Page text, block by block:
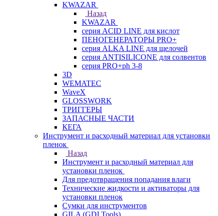
KWAZAR
Назад
KWAZAR
серия ACID LINE для кислот
ПЕНОГЕНЕРАТОРЫ PRO+
серия ALKA LINE для щелочей
серия ANTISILICONE для солвентов
серия PRO+ph 3-8
3D
WEMATEC
WaveX
GLOSSWORK
ТРИГГЕРЫ
ЗАПАСНЫЕ ЧАСТИ
КЕГА
Инструмент и расходный материал для установки
пленок
Назад
Инструмент и расходный материал для
установки пленок
Для предотвращения попадания влаги
Технические жидкости и активаторы для
установки пленок
Сумки для инструментов
GILA (GDI Tools)